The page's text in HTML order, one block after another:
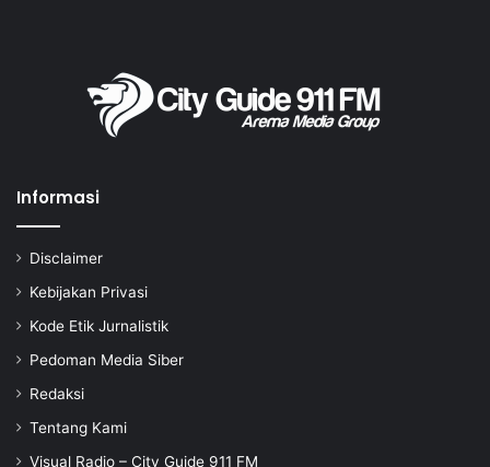
Informasi
Disclaimer
Kebijakan Privasi
Kode Etik Jurnalistik
Pedoman Media Siber
Redaksi
Tentang Kami
Visual Radio – City Guide 911 FM